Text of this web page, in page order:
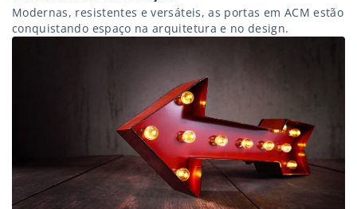
Modernas, resistentes e versáteis, as portas em ACM estão
conquistando espaço na arquitetura e no design.